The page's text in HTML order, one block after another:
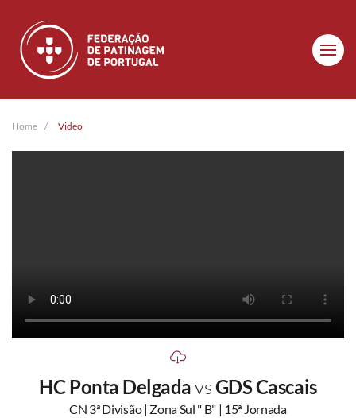
Skip to main content
Home Video
HC Ponta DelgadavsGDS Cascais
CN 3ª Divisão | Zona Sul " B" | 15ª Jornada